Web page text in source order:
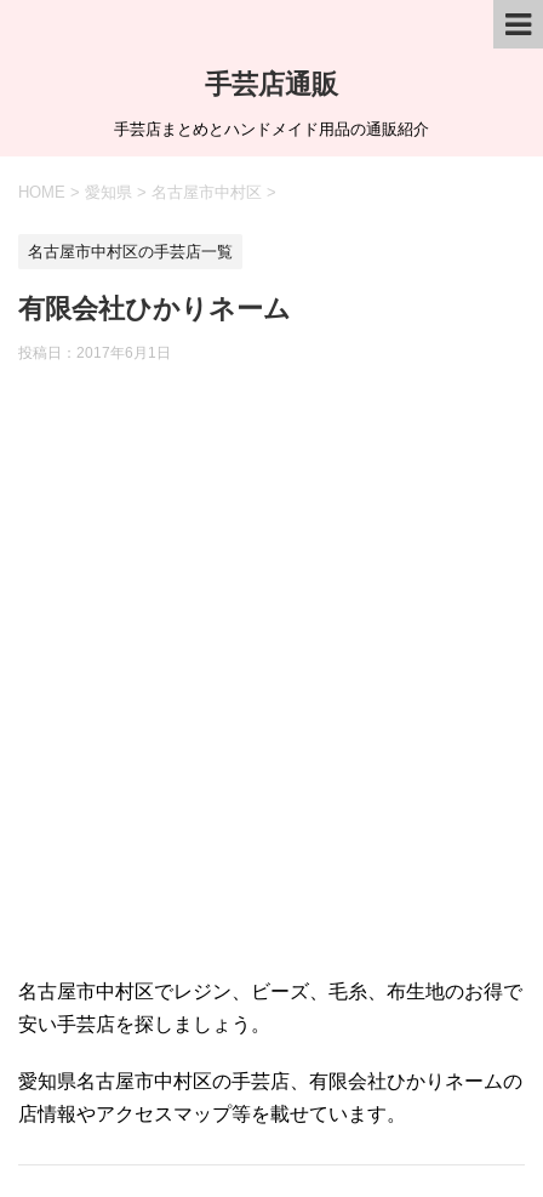
手芸店通販
手芸店まとめとハンドメイド用品の通販紹介
HOME > 愛知県 > 名古屋市中村区 >
名古屋市中村区の手芸店一覧
有限会社ひかりネーム
投稿日： 2017年6月1日
名古屋市中村区でレジン、ビーズ、毛糸、布生地のお得で
安い手芸店を探しましょう。
愛知県名古屋市中村区の手芸店、有限会社ひかりネームの
店情報やアクセスマップ等を載せています。